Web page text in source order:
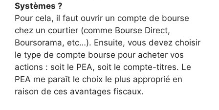
Systèmes ?
Pour cela, il faut ouvrir un compte de bourse
chez un courtier (comme Bourse Direct,
Boursorama, etc…). Ensuite, vous devez choisir
le type de compte bourse pour acheter vos
actions : soit le PEA, soit le compte-titres. Le
PEA me paraît le choix le plus approprié en
raison de ces avantages fiscaux.